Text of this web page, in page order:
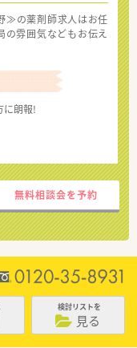
≫の薬剤師求人はお任
の雰囲気などもお伝え
に朗報!
無料相談会を予約
検討リストを
見る